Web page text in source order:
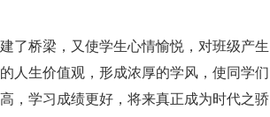
了桥梁，又使学生心情愉悦，对班级产生
人生价值观，形成浓厚的学风，使同学们
，学习成绩更好，将来真正成为时代之骄